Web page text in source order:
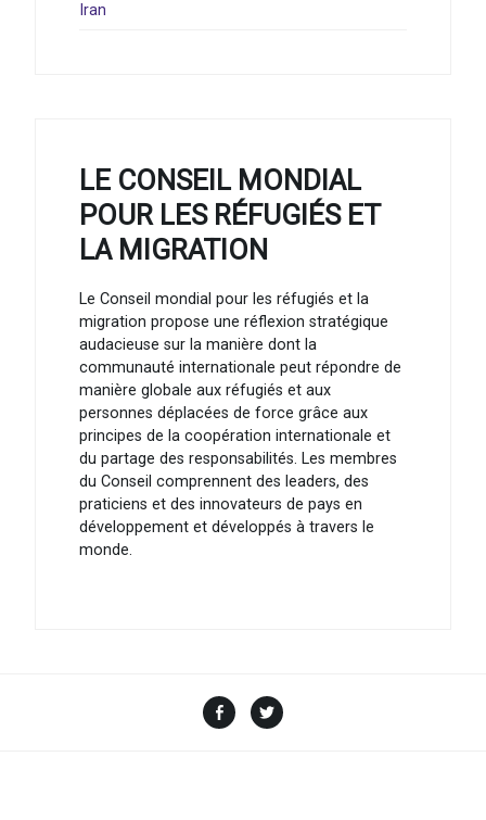
Iran
LE CONSEIL MONDIAL
POUR LES RÉFUGIÉS ET
LA MIGRATION
Le Conseil mondial pour les réfugiés et la
migration propose une réflexion stratégique
audacieuse sur la manière dont la
communauté internationale peut répondre de
manière globale aux réfugiés et aux
personnes déplacées de force grâce aux
principes de la coopération internationale et
du partage des responsabilités. Les membres
du Conseil comprennent des leaders, des
praticiens et des innovateurs de pays en
développement et développés à travers le
monde.
Facebook